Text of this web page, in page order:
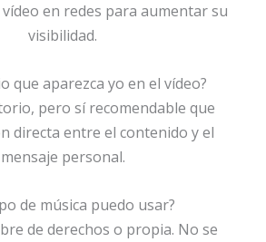
en redes para aumentar su
visibilidad.
que aparezca yo en el vídeo?
pero sí recomendable que
directa entre el contenido y el
mensaje personal.
de música puedo usar?
de derechos o propia. No se